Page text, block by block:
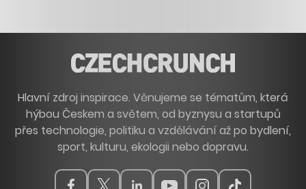
Hlavní zdroj inspirace. Věnujeme se tématům, která
hýbou Českem a světem, od byznysu a startupů
přes technologie, politiku a vzdělávání až po bydlení,
sport, kulturu, ekologii nebo dopravu.